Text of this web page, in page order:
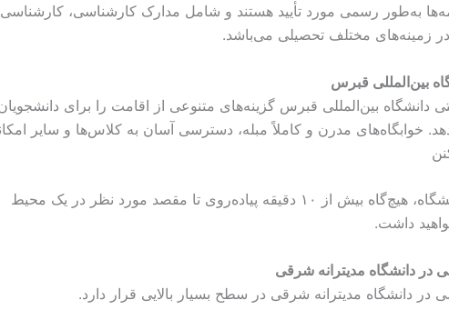
به‌طور رسمی مورد تأیید هستند و شامل مدارک کارشناسی، کارشناسی
در زمینه‌های مختلف تحصیلی می‌باشد.
بین‌المللی قبرس
دانشگاه بین‌المللی قبرس گزینه‌های متنوعی از اقامت را برای
خوابگاه‌های مدرن و کاملاً مبله، دسترسی آسان به کلاس‌ها و سایر
در محوطه دانشگاه، هیچ‌گاه بیش از ۱۰ دقیقه پیاده‌روی تا مقصد مورد نظر در یک محیط
داشت.
در دانشگاه مدیترانه شرقی
در دانشگاه مدیترانه شرقی در سطح بسیار بالایی قرار دارد.